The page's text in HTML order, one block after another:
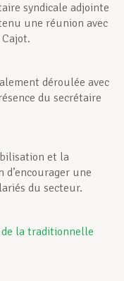
syndicale adjointe
une réunion avec
déroulée avec
du secrétaire
et la
d’encourager une
du secteur.
la traditionnelle